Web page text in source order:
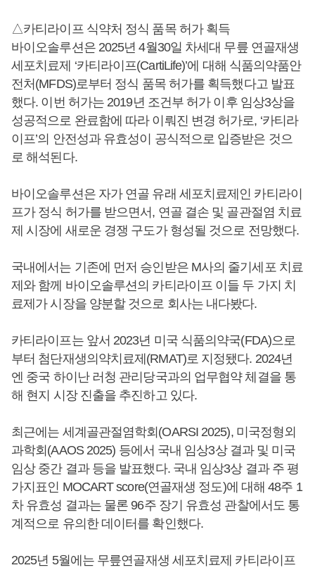
△카티라이프 식약처 정식 품목 허가 획득
바이오솔루션은 2025년 4월30일 차세대 무릎 연골재생
세포치료제 ‘카티라이프(CartiLife)’에 대해 식품의약품안
전처(MFDS)로부터 정식 품목 허가를 획득했다고 발표
했다. 이번 허가는 2019년 조건부 허가 이후 임상3상을
성공적으로 완료함에 따라 이뤄진 변경 허가로, ‘카티라
이프’의 안전성과 유효성이 공식적으로 입증받은 것으
로 해석된다.
바이오솔루션은 자가 연골 유래 세포치료제인 카티라이
프가 정식 허가를 받으면서, 연골 결손 및 골관절염 치료
제 시장에 새로운 경쟁 구도가 형성될 것으로 전망했다.
국내에서는 기존에 먼저 승인받은 M사의 줄기세포 치료
제와 함께 바이오솔루션의 카티라이프 이들 두 가지 치
료제가 시장을 양분할 것으로 회사는 내다봤다.
카티라이프는 앞서 2023년 미국 식품의약국(FDA)으로
부터 첨단재생의약치료제(RMAT)로 지정됐다. 2024년
엔 중국 하이난 러청 관리당국과의 업무협약 체결을 통
해 현지 시장 진출을 추진하고 있다.
최근에는 세계골관절염학회(OARSI 2025), 미국정형외
과학회(AAOS 2025) 등에서 국내 임상3상 결과 및 미국
임상 중간 결과 등을 발표했다. 국내 임상3상 결과 주 평
가지표인 MOCART score(연골재생 정도)에 대해 48주 1
차 유효성 결과는 물론 96주 장기 유효성 관찰에서도 통
계적으로 유의한 데이터를 확인했다.
2025년 5월에는 무릎연골재생 세포치료제 카티라이프